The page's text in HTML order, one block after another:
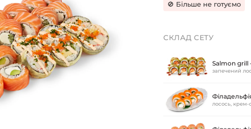
🚫 Більше не готуємо
СКЛАД СЕТУ
Salmon grill
запечений
лосось, крем-